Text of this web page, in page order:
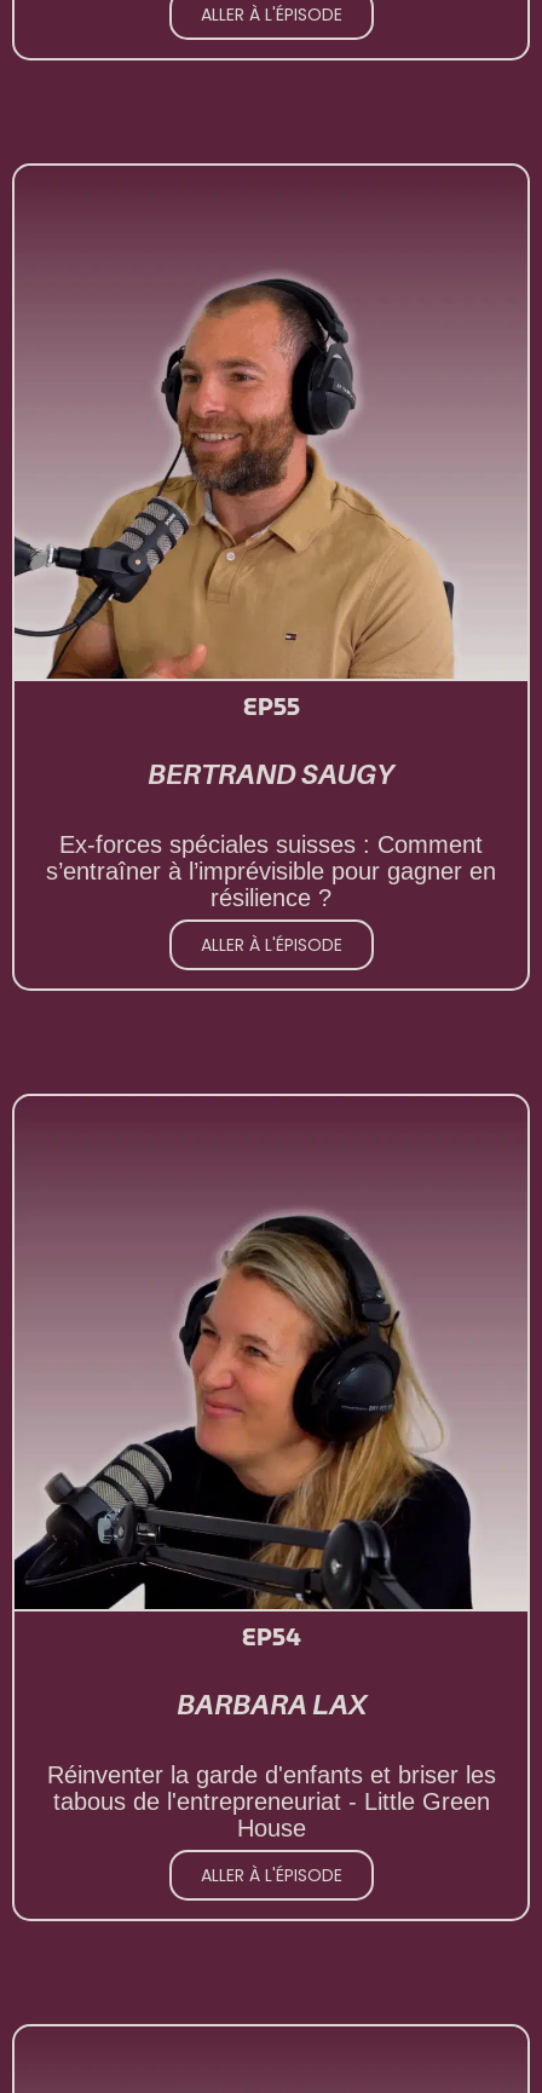
ALLER À L'ÉPISODE
EP55
BERTRAND SAUGY
Ex-forces spéciales suisses : Comment
s’entraîner à l’imprévisible pour gagner en
résilience ?
ALLER À L'ÉPISODE
EP54
BARBARA LAX
Réinventer la garde d'enfants et briser les
tabous de l'entrepreneuriat - Little Green
House
ALLER À L'ÉPISODE